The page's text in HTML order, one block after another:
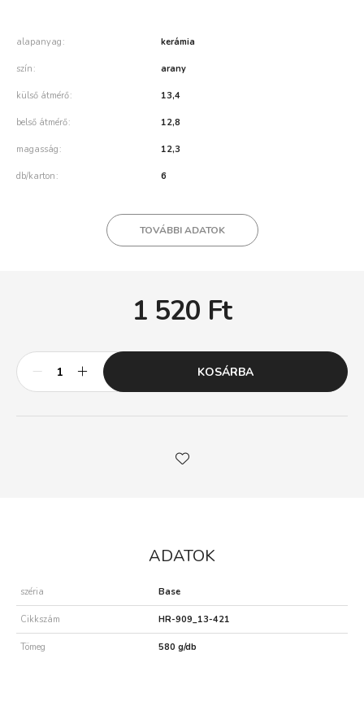
alapanyag kerámia
szín arany
külső átmérő 13,4
belső átmérő 12,8
magasság 12,3
db/karton 6
TOVÁBBI ADATOK
1 520 Ft
KOSÁRBA
ADATOK
széria Base
Cikkszám HR-909_13-421
Tömeg 580 g/db